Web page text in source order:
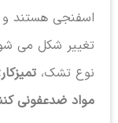
اسفنجی هستند و
تغییر شکل می
نوع تشک،
مواد ضدعفونی